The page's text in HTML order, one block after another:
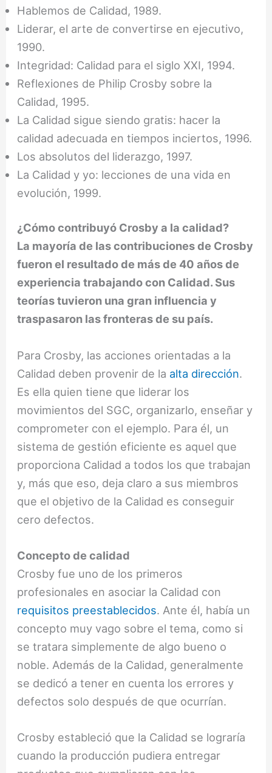
Hablemos de Calidad, 1989.
Liderar, el arte de convertirse en ejecutivo,
1990.
Integridad: Calidad para el siglo XXI, 1994.
Reflexiones de Philip Crosby sobre la
Calidad, 1995.
La Calidad sigue siendo gratis: hacer la
calidad adecuada en tiempos inciertos, 1996.
Los absolutos del liderazgo, 1997.
La Calidad y yo: lecciones de una vida en
evolución, 1999.
¿Cómo contribuyó Crosby a la calidad?
La mayoría de las contribuciones de Crosby
fueron el resultado de más de 40 años de
experiencia trabajando con Calidad. Sus
teorías tuvieron una gran influencia y
traspasaron las fronteras de su país.
Para Crosby, las acciones orientadas a la
Calidad deben provenir de la alta dirección.
Es ella quien tiene que liderar los
movimientos del SGC, organizarlo, enseñar y
comprometer con el ejemplo. Para él, un
sistema de gestión eficiente es aquel que
proporciona Calidad a todos los que trabajan
y, más que eso, deja claro a sus miembros
que el objetivo de la Calidad es conseguir
cero defectos.
Concepto de calidad
Crosby fue uno de los primeros
profesionales en asociar la Calidad con
requisitos preestablecidos. Ante él, había un
concepto muy vago sobre el tema, como si
se tratara simplemente de algo bueno o
noble. Además de la Calidad, generalmente
se dedicó a tener en cuenta los errores y
defectos solo después de que ocurrían.
Crosby estableció que la Calidad se lograría
cuando la producción pudiera entregar